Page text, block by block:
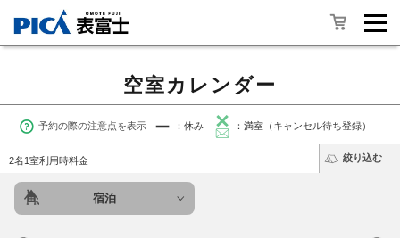
空室カレンダー
宿泊
予約の際の注意点を表示 ：休み ：満室（キャンセル待ち登録）
2名1室利用時料金 絞り込む